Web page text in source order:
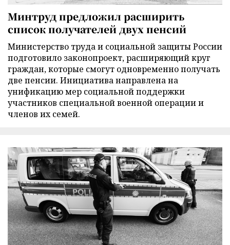
Минтруд предложил расширить
список получателей двух пенсий
Министерство труда и социальной защиты России
подготовило законопроект, расширяющий круг
граждан, которые смогут одновременно получать
две пенсии. Инициатива направлена на
унификацию мер социальной поддержки
участников специальной военной операции и
членов их семей.